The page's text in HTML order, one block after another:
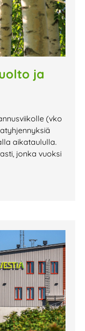
ja
(vko
aikataululla.
jonka vuoksi